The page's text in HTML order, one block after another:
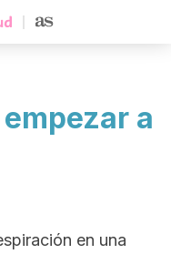
a
en una